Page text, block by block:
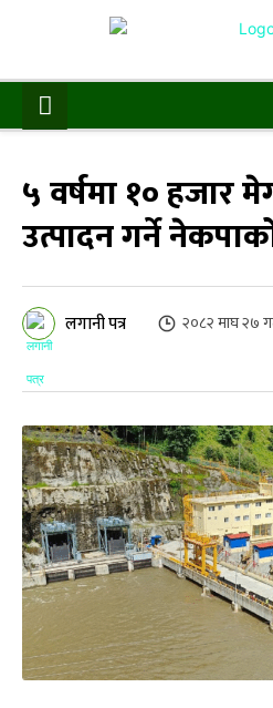
५ वर्षमा १० हजार
उत्पादन गर्ने
लगानी पत्र २०८२ माघ २७